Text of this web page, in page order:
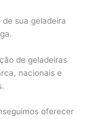
sua geladeira
de geladeiras
nacionais e
oferecer